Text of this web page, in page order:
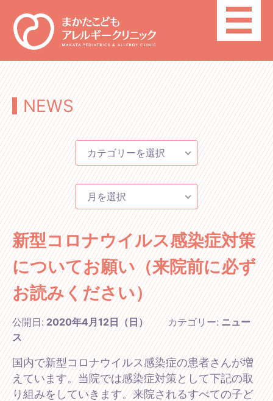
toggle
NEWS
カテゴリーを選択
月を選択
新型コロナウイルス感染症対策
についてお願い（来院前に必ず
お読みください）
公開日:2020年4月12日（日） カテゴリー:ニュー
ス
国内で新型コロナウイルス感染症の患者さんが増
えています。当院では感染症対策として下記の取
り組みをしていきます。来院されるすべての子ど